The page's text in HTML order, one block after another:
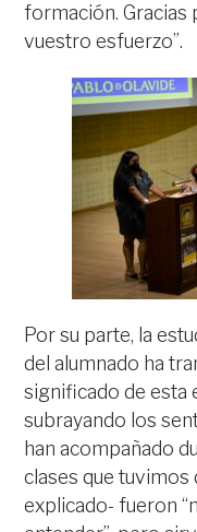
formación.
vuestro esfuerzo”.
Por su parte, la
del alumnado ha
significado de esta
subrayando los
han acompañado
clases que
explicado- fueron